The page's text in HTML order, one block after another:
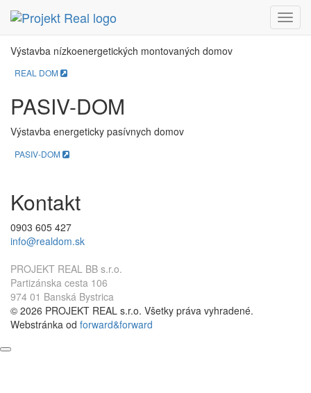
Menu
REAL DOM
Výstavba nízkoenergetických montovaných domov
REAL DOM
PASIV-DOM
Výstavba energeticky pasívnych domov
PASIV-DOM
Kontakt
0903 605 427
info@realdom.sk
PROJEKT REAL BB s.r.o.
Partizánska cesta 106
974 01 Banská Bystrica
© 2026 PROJEKT REAL s.r.o. Všetky práva vyhradené.
Webstránka od forward&forward